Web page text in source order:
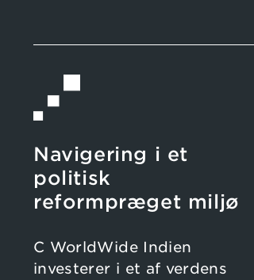
Navigering i et
politisk
reformpræget miljø
C WorldWide Indien
investerer i et af verdens